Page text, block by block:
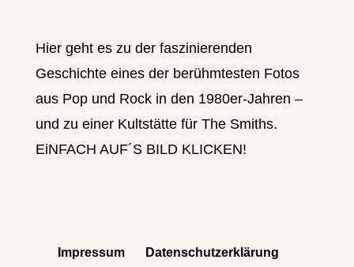
Hier geht es zu der faszinierenden
Geschichte eines der berühmtesten Fotos
aus Pop und Rock in den 1980er-Jahren –
und zu einer Kultstätte für The Smiths.
EiNFACH AUF´S BILD KLICKEN!
Impressum Datenschutzerklärung